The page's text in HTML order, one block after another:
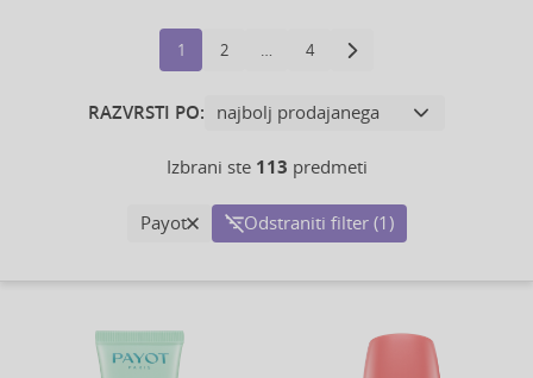
1 2 … 4
RAZVRSTI PO:
Izbrani ste 113 predmeti
Payot Odstraniti filter (1)